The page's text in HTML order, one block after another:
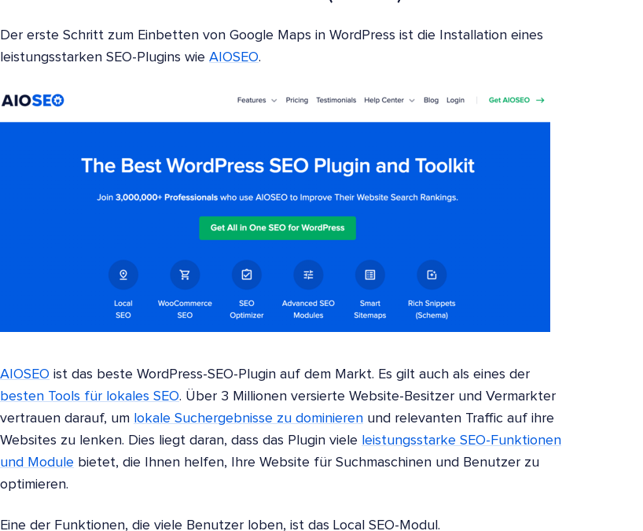
Der erste Schritt zum Einbetten von Google Maps in WordPress ist die Installation eines
leistungsstarken SEO-Plugins wie AIOSEO.
AIOSEO ist das beste WordPress-SEO-Plugin auf dem Markt. Es gilt auch als eines der
besten Tools für lokales SEO. Über 3 Millionen versierte Website-Besitzer und Vermarkter
vertrauen darauf, um lokale Suchergebnisse zu dominieren und relevanten Traffic auf ihre
Websites zu lenken. Dies liegt daran, dass das Plugin viele leistungsstarke SEO-Funktionen
und Module bietet, die Ihnen helfen, Ihre Website für Suchmaschinen und Benutzer zu
optimieren.
Eine der Funktionen, die viele Benutzer loben, ist das Local SEO-Modul.